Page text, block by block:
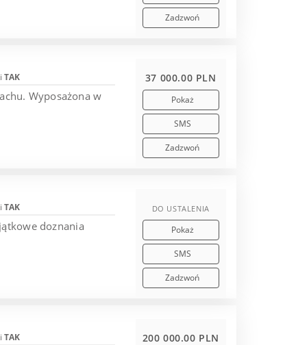
Zadzwoń
TAK
Wyposażona w
37 000.00 PLN
Pokaż
SMS
Zadzwoń
TAK
doznania
DO USTALENIA
Pokaż
SMS
Zadzwoń
TAK 200 000.00 PLN